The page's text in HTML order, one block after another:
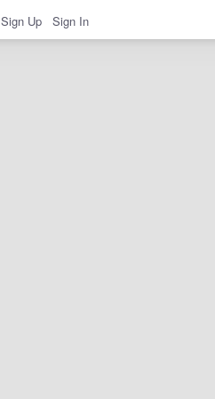
Sign Up Sign In